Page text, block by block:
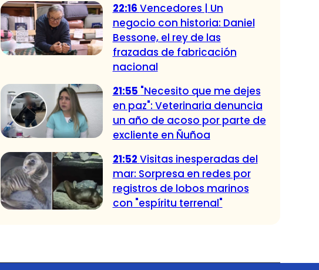
22:16 Vencedores | Un
negocio con historia: Daniel
Bessone, el rey de las
frazadas de fabricación
nacional
21:55 "Necesito que me dejes
en paz": Veterinaria denuncia
un año de acoso por parte de
excliente en Ñuñoa
21:52 Visitas inesperadas del
mar: Sorpresa en redes por
registros de lobos marinos
con "espíritu terrenal"